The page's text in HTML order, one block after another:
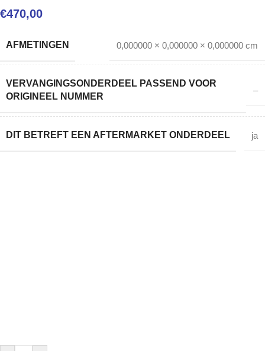
€470,00
AFMETINGEN 0,000000 × 0,000000 × 0,000000 cm
VERVANGINGSONDERDEEL PASSEND VOOR
ORIGINEEL NUMMER
–
DIT BETREFT EEN AFTERMARKET ONDERDEEL ja